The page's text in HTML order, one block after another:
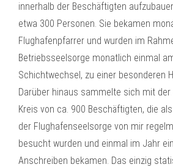
innerhalb der Beschäftigten
etwa 300 Personen. Sie bekamen
Flughafenpfarrer und wurden im
Betriebsseelsorge monatlich einmal
Schichtwechsel, zu einer besonderen
Darüber hinaus sammelte sich mit
Kreis von ca. 900 Beschäftigten, die
der Flughafenseelsorge von mir
besucht wurden und einmal im Jahr
Anschreiben bekamen. Das einzig